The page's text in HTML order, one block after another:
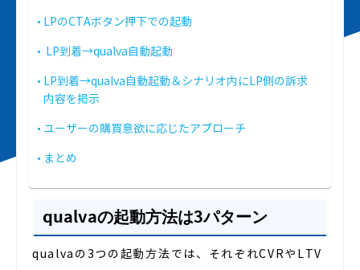
LPのCTAボタン押下での起動
LP到着→qualva自動起動
LP到着→qualva自動起動＆シナリオ内にLP側の訴求
内容を掲示
ユーザーの購買意欲に応じたアプローチ
まとめ
qualvaの起動方法は3パターン
qualvaの3つの起動方法では、それぞれCVRやLTV